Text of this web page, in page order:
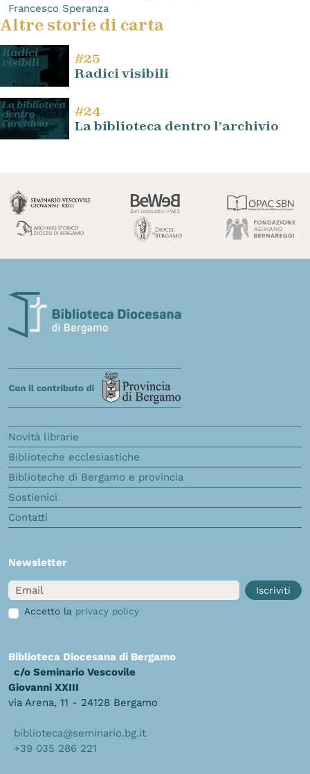
Francesco Speranza
Altre storie di carta
#25
Radici visibili
#24
La biblioteca dentro l’archivio
Novità librarie
Biblioteche ecclesiastiche
Biblioteche di Bergamo e provincia
Sostienici
Contatti
Newsletter
Email
Iscriviti
Accetto la privacy policy
Biblioteca Diocesana di Bergamo
c/o Seminario Vescovile
Giovanni XXIII
via Arena, 11 - 24128 Bergamo
biblioteca@seminario.bg.it
+39 035 286 221